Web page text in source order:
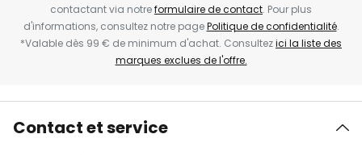
contactant via notreformulaire de contact. Pour plus
d'informations, consultez notre pagePolitique de confidentialité.
*Valable dès 99 € de minimum d'achat. Consultezici la liste des
marques exclues de l'offre.
Contact et service